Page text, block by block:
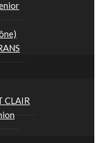
CLAIR